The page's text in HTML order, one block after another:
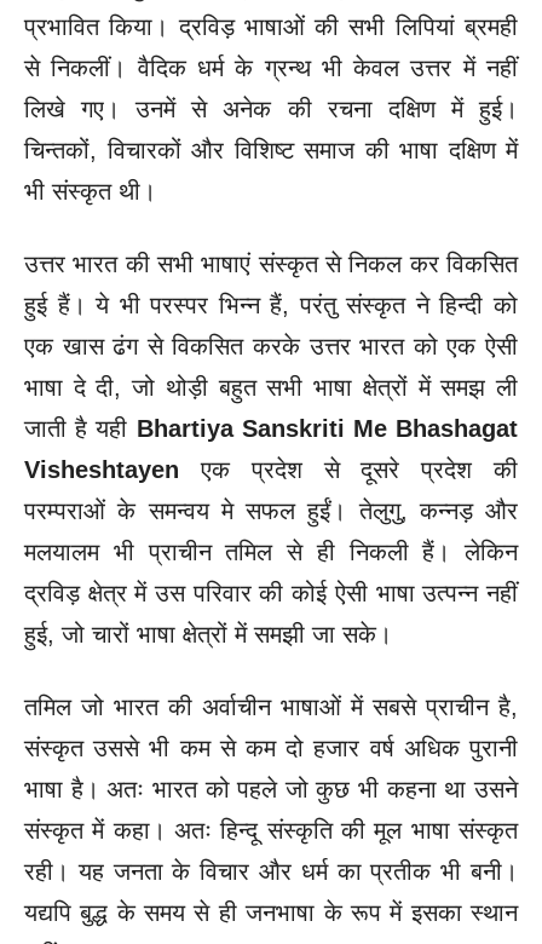
प्रभावित किया। द्रविड़ भाषाओं की सभी लिपियां ब्रमही
से निकलीं। वैदिक धर्म के ग्रन्थ भी केवल उत्तर में नहीं
लिखे गए। उनमें से अनेक की रचना दक्षिण में हुई।
चिन्तकों, विचारकों और विशिष्ट समाज की भाषा दक्षिण में
भी संस्कृत थी।
उत्तर भारत की सभी भाषाएं संस्कृत से निकल कर विकसित
हुई हैं। ये भी परस्पर भिन्न हैं, परंतु संस्कृत ने हिन्दी को
एक खास ढंग से विकसित करके उत्तर भारत को एक ऐसी
भाषा दे दी, जो थोड़ी बहुत सभी भाषा क्षेत्रों में समझ ली
जाती है यही Bhartiya Sanskriti Me Bhashagat
Visheshtayenएक प्रदेश से दूसरे प्रदेश की
परम्पराओं के समन्वय मे सफल हुईं।तेलुगु, कन्नड़ और
मलयालम भी प्राचीन तमिल से ही निकली हैं। लेकिन
द्रविड़ क्षेत्र में उस परिवार की कोई ऐसी भाषा उत्पन्न नहीं
हुई, जो चारों भाषा क्षेत्रों में समझी जा सके।
तमिल जो भारत की अर्वाचीन भाषाओं में सबसे प्राचीन है,
संस्कृत उससे भी कम से कम दो हजार वर्ष अधिक पुरानी
भाषा है। अतः भारत को पहले जो कुछ भी कहना था उसने
संस्कृत में कहा। अतः हिन्दू संस्कृति की मूल भाषा संस्कृत
रही। यह जनता के विचार और धर्म का प्रतीक भी बनी।
यद्यपि बुद्ध के समय से ही जनभाषा के रूप में इसका स्थान